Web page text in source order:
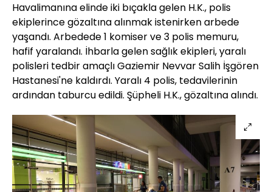
Havalimanına elinde iki bıçakla gelen H.K., polis
ekiplerince gözaltına alınmak istenirken arbede
yaşandı. Arbedede 1 komiser ve 3 polis memuru,
hafif yaralandı. İhbarla gelen sağlık ekipleri, yaralı
polisleri tedbir amaçlı Gaziemir Nevvar Salih İşgören
Hastanesi'ne kaldırdı. Yaralı 4 polis, tedavilerinin
ardından taburcu edildi. Şüpheli H.K., gözaltına alındı.